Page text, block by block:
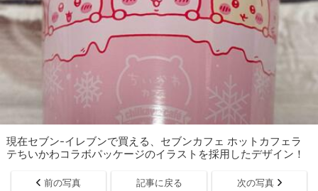
現在セブン-イレブンで買える、セブンカフェ ホットカフェラ
テちいかわコラボパッケージのイラストを採用したデザイン！
前の写真 記事に戻る 次の写真